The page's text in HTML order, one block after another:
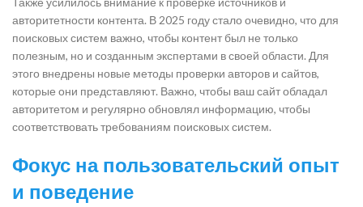
авторитетности контента. В 2025 году стало очевидно, что для
поисковых систем важно, чтобы контент был не только
полезным, но и созданным экспертами в своей области. Для
этого внедрены новые методы проверки авторов и сайтов,
которые они представляют. Важно, чтобы ваш сайт обладал
авторитетом и регулярно обновлял информацию, чтобы
соответствовать требованиям поисковых систем.
Фокус на пользовательский опыт
и поведение